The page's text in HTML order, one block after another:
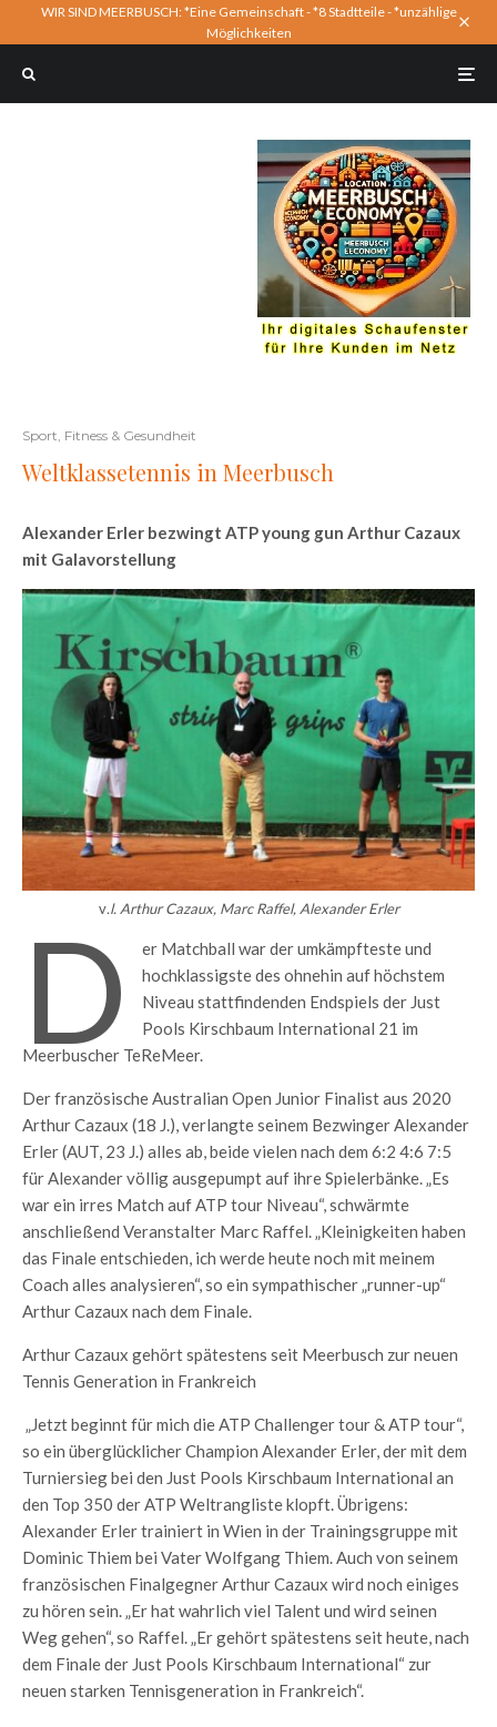
WIR SIND MEERBUSCH: *Eine Gemeinschaft - *8 Stadtteile - *unzählige
Möglichkeiten
Sport, Fitness & Gesundheit
Weltklassetennis in Meerbusch
Alexander Erler bezwingt ATP young gun Arthur Cazaux
mit Galavorstellung
v.l. Arthur Cazaux, Marc Raffel, Alexander Erler
D
er Matchball war der umkämpfteste und
hochklassigste des ohnehin auf höchstem
Niveau stattfindenden Endspiels der Just
Pools Kirschbaum International 21 im
Meerbuscher TeReMeer.
Der französische Australian Open Junior Finalist aus 2020
Arthur Cazaux (18 J.), verlangte seinem Bezwinger Alexander
Erler (AUT, 23 J.) alles ab, beide vielen nach dem 6:2 4:6 7:5
für Alexander völlig ausgepumpt auf ihre Spielerbänke. „Es
war ein irres Match auf ATP tour Niveau“, schwärmte
anschließend Veranstalter Marc Raffel. „Kleinigkeiten haben
das Finale entschieden, ich werde heute noch mit meinem
Coach alles analysieren“, so ein sympathischer „runner-up“
Arthur Cazaux nach dem Finale.
Arthur Cazaux gehört spätestens seit Meerbusch zur neuen
Tennis Generation in Frankreich
„Jetzt beginnt für mich die ATP Challenger tour & ATP tour“,
so ein überglücklicher Champion Alexander Erler, der mit dem
Turniersieg bei den Just Pools Kirschbaum International an
den Top 350 der ATP Weltrangliste klopft. Übrigens:
Alexander Erler trainiert in Wien in der Trainingsgruppe mit
Dominic Thiem bei Vater Wolfgang Thiem. Auch von seinem
französischen Finalgegner Arthur Cazaux wird noch einiges
zu hören sein. „Er hat wahrlich viel Talent und wird seinen
Weg gehen“, so Raffel. „Er gehört spätestens seit heute, nach
dem Finale der Just Pools Kirschbaum International“ zur
neuen starken Tennisgeneration in Frankreich“.